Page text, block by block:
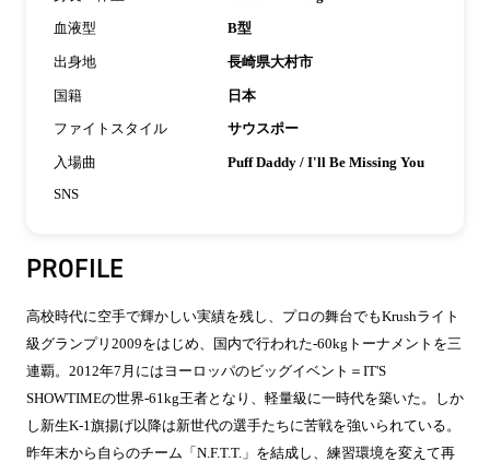
血液型 B型
出身地 長崎県大村市
国籍 日本
ファイトスタイル サウスポー
入場曲 Puff Daddy / I'll Be Missing You
SNS
PROFILE
高校時代に空手で輝かしい実績を残し、プロの舞台でもKrushライト
級グランプリ2009をはじめ、国内で行われた-60kgトーナメントを三
連覇。2012年7月にはヨーロッパのビッグイベント＝IT'S
SHOWTIMEの世界-61kg王者となり、軽量級に一時代を築いた。しか
し新生K-1旗揚げ以降は新世代の選手たちに苦戦を強いられている。
昨年末から自らのチーム「N.F.T.T.」を結成し、練習環境を変えて再